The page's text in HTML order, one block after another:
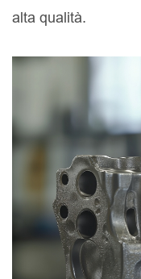
alta qualità.